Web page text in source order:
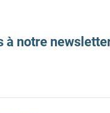
à notre